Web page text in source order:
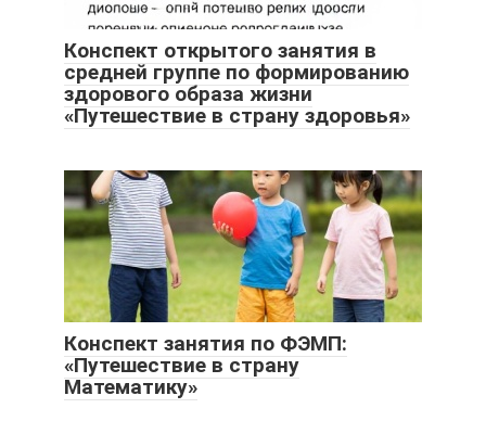
Конспект открытого занятия в
средней группе по формированию
здорового образа жизни
«Путешествие в страну здоровья»
Конспект занятия по ФЭМП:
«Путешествие в страну
Математику»